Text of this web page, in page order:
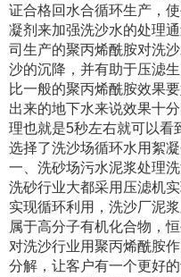
证合格回水合循环生产，
凝剂来加强洗沙水的处理
司生产的聚丙烯酰胺对洗
沙的沉降，并有助于压滤
比一般的聚丙烯酰胺效果
出来的地下水来说效果十
理也就是5秒左右就可以看
选择了洗沙场循环水用絮
一、洗砂场污水泥浆处理
洗砂行业大都采用压滤机
实现循环利用，洗沙厂泥
属于高分子有机化合物，
对洗沙行业用聚丙烯酰胺
分解，让客户有一个更好